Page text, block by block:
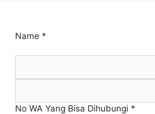
Name *
No WA Yang Bisa Dihubungi *